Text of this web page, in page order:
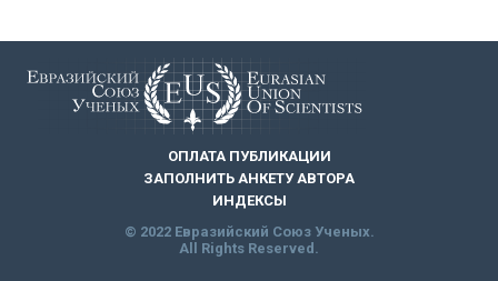
ОПЛАТА ПУБЛИКАЦИИ
ЗАПОЛНИТЬ АНКЕТУ АВТОРА
ИНДЕКСЫ
© 2022 Евразийский Союз Ученых.
All Rights Reserved.